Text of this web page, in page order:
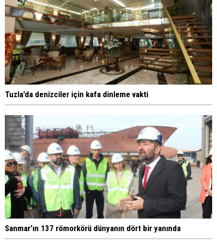
Tuzla’da denizciler için kafa dinleme vakti
Sanmar’ın 137 römorkörü dünyanın dört bir yanında